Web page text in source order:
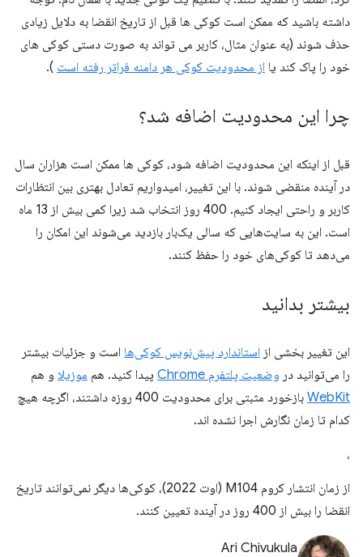
داشته باشید که ممکن است کوکی ها قبل از تاریخ انقضا به دلایل زیادی
حذف شوند (به عنوان مثال، کاربر می تواند به صورت دستی کوکی های
خود را پاک کند یا از محدودیت کوکی هر دامنه فراتر رفته است ).
چرا این محدودیت اضافه شد؟
قبل از اینکه این محدودیت اضافه شود، کوکی ها ممکن است هزاران سال
در آینده منقضی شوند. با این تغییر، امیدواریم تعادل بهتری بین انتظارات
کاربر و راحتی ایجاد کنیم. 400 روز انتخاب شد زیرا کمی بیش از 13 ماه
است. این به سایت‌هایی که سالی یک‌بار بازدید می‌شوند این امکان را
می‌دهد تا کوکی‌های خود را حفظ کنند.
بیشتر بدانید
این تغییر بخشی از استاندارد پیش‌نویس کوکی‌ها است و جزئیات بیشتر
را می‌توانید در وضعیت پلتفرم Chrome پیدا کنید. هم موزیلا و هم
WebKit
بازخورد مثبتی برای محدودیت 400 روزه داشتند، اگرچه هیچ
کدام تا زمان نگارش اجرا نشده اند.
،
از زمان انتشار کروم M104 (اوت 2022)، کوکی‌ها دیگر نمی‌توانند تاریخ
انقضا را بیش از 400 روز در آینده تعیین کنند.
Ari Chivukula